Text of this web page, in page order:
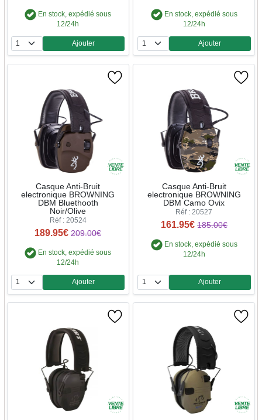
En stock, expédié sous
12/24h
Quantité
Ajouter
En stock, expédié sous
12/24h
Quantité
Ajouter
Casque Anti-Bruit
electronique BROWNING
DBM Bluethooth
Noir/Olive
Réf : 20524
189.95€ 209.00€
En stock, expédié sous
12/24h
Quantité
Ajouter
Casque Anti-Bruit
electronique BROWNING
DBM Camo Ovix
Réf : 20527
161.95€ 185.00€
En stock, expédié sous
12/24h
Quantité
Ajouter